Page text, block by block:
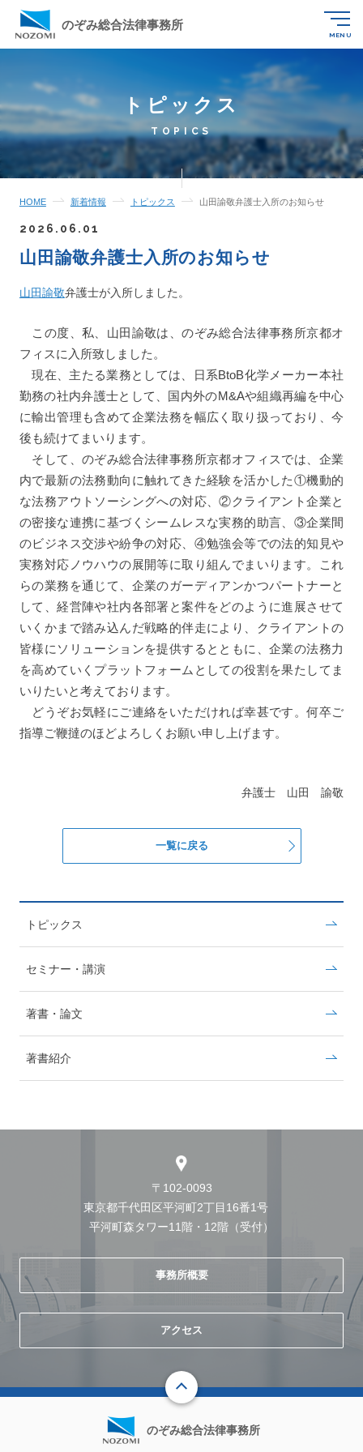
のぞみ総合法律事務所
MENU
トピックス
TOPICS
HOME 新着情報 トピックス 山田諭敬弁護士入所のお知らせ
2026.06.01
山田諭敬弁護士入所のお知らせ
山田諭敬弁護士が入所しました。
この度、私、山田諭敬は、のぞみ総合法律事務所京都オ
フィスに入所致しました。
現在、主たる業務としては、日系BtoB化学メーカー本社
勤務の社内弁護士として、国内外のM&Aや組織再編を中心
に輸出管理も含めて企業法務を幅広く取り扱っており、今
後も続けてまいります。
そして、のぞみ総合法律事務所京都オフィスでは、企業
内で最新の法務動向に触れてきた経験を活かした①機動的
な法務アウトソーシングへの対応、②クライアント企業と
の密接な連携に基づくシームレスな実務的助言、③企業間
のビジネス交渉や紛争の対応、④勉強会等での法的知見や
実務対応ノウハウの展開等に取り組んでまいります。これ
らの業務を通じて、企業のガーディアンかつパートナーと
して、経営陣や社内各部署と案件をどのように進展させて
いくかまで踏み込んだ戦略的伴走により、クライアントの
皆様にソリューションを提供するとともに、企業の法務力
を高めていくプラットフォームとしての役割を果たしてま
いりたいと考えております。
どうぞお気軽にご連絡をいただければ幸甚です。何卒ご
指導ご鞭撻のほどよろしくお願い申し上げます。
弁護士 山田 諭敬
一覧に戻る
トピックス
セミナー・講演
著書・論文
著書紹介
〒102-0093
東京都千代田区平河町2丁目16番1号
平河町森タワー11階・12階（受付）
事務所概要
アクセス
のぞみ総合法律事務所